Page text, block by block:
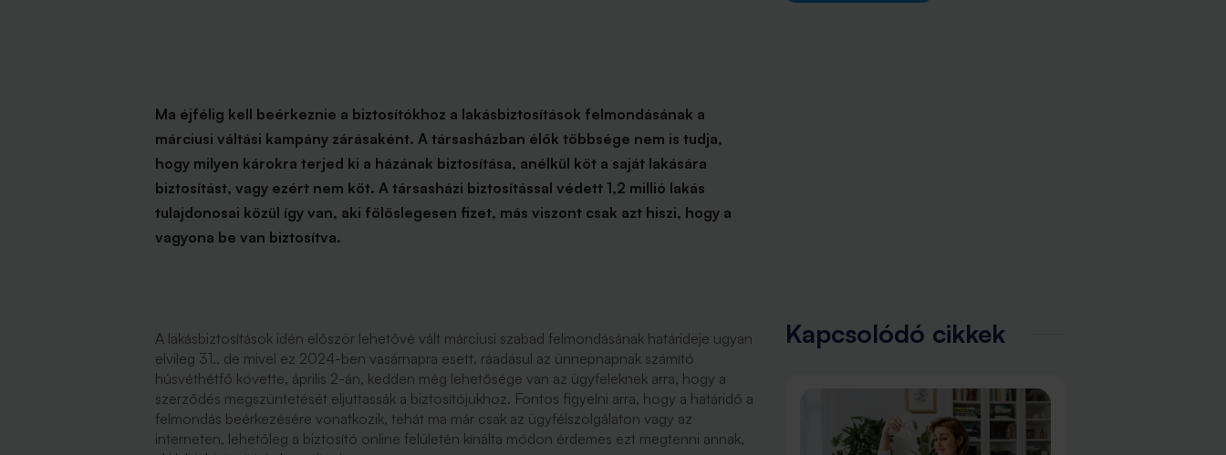
Ma éjfélig kell beérkeznie a biztosítókhoz a lakásbiztosítások felmondásának a
márciusi váltási kampány zárásaként. A társasházban élők többsége nem is tudja,
hogy milyen károkra terjed ki a házának biztosítása, anélkül köt a saját lakására
biztosítást, vagy ezért nem köt. A társasházi biztosítással védett 1,2 millió lakás
tulajdonosai közül így van, aki fölöslegesen fizet, más viszont csak azt hiszi, hogy a
vagyona be van biztosítva.
A lakásbiztosítások idén először lehetővé vált márciusi szabad felmondásának határideje ugyan
elvileg 31., de mivel ez 2024-ben vasárnapra esett, ráadásul az ünnepnapnak számító
húsvéthétfő követte, április 2-án, kedden még lehetősége van az ügyfeleknek arra, hogy a
szerződés megszüntetését eljuttassák a biztosítójukhoz. Fontos figyelni arra, hogy a határidő a
felmondás beérkezésére vonatkozik, tehát ma már csak az ügyfélszolgálaton vagy az
interneten, lehetőleg a biztosító online felületén kínálta módon érdemes ezt megtenni annak,
Kapcsolódó cikkek